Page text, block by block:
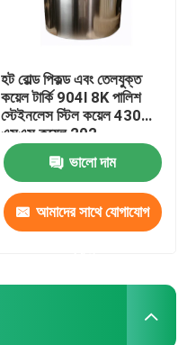
হট রোল্ড পিকল্ড এবং তেলযুক্ত
কয়েল টার্কি 904l 8K পালিশ
স্টেইনলেস স্টিল কয়েল 430
এসএস কয়েল 202
ভালো দাম
আমাদের সাথে যোগাযোগ